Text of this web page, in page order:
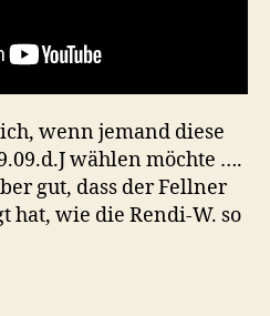
wenn jemand diese
wählen möchte ….
gut, dass der Fellner
hat, wie die Rendi-W. so